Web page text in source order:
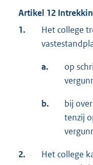
Artikel 12
1.
Het college
a.
op
b.
bij
tenzij
2.
Het college